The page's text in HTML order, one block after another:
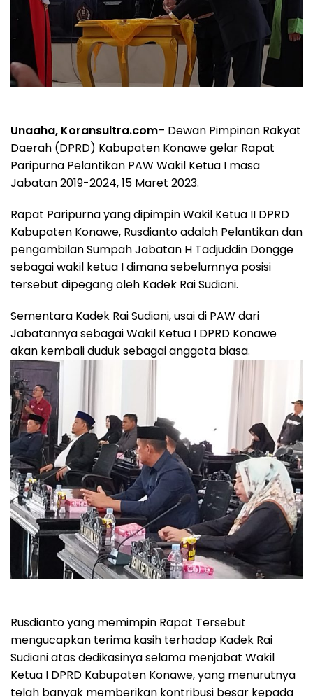
Unaaha, Koransultra.com– Dewan Pimpinan Rakyat
Daerah (DPRD) Kabupaten Konawe gelar Rapat
Paripurna Pelantikan PAW Wakil Ketua I masa
Jabatan 2019-2024, 15 Maret 2023.
Rapat Paripurna yang dipimpin Wakil Ketua II DPRD
Kabupaten Konawe, Rusdianto adalah Pelantikan dan
pengambilan Sumpah Jabatan H Tadjuddin Dongge
sebagai wakil ketua I dimana sebelumnya posisi
tersebut dipegang oleh Kadek Rai Sudiani.
Sementara Kadek Rai Sudiani, usai di PAW dari
Jabatannya sebagai Wakil Ketua I DPRD Konawe
akan kembali duduk sebagai anggota biasa.
Rusdianto yang memimpin Rapat Tersebut
mengucapkan terima kasih terhadap Kadek Rai
Sudiani atas dedikasinya selama menjabat Wakil
Ketua I DPRD Kabupaten Konawe, yang menurutnya
telah banyak memberikan kontribusi besar kepada